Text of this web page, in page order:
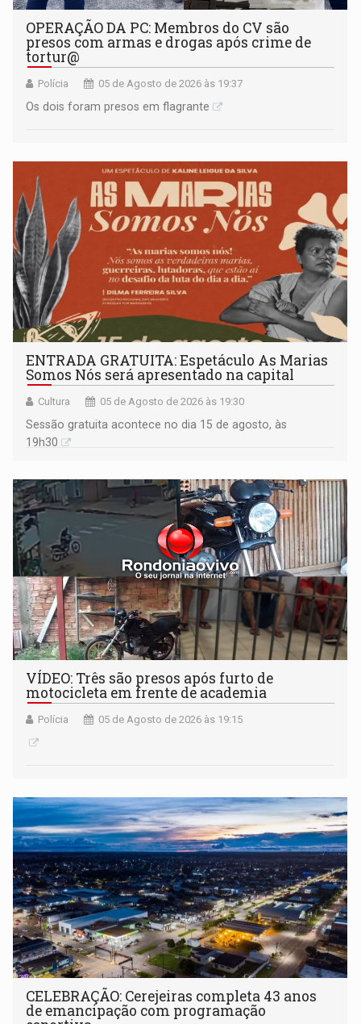
OPERAÇÃO DA PC: Membros do CV são
presos com armas e drogas após crime de
tortur@
Polícia 05 de Agosto de 2026 às 19:37
Os dois foram presos em flagrante
ENTRADA GRATUITA: Espetáculo As Marias
Somos Nós será apresentado na capital
Cultura 05 de Agosto de 2026 às 19:30
Sessão gratuita acontece no dia 15 de agosto, às
19h30
VÍDEO: Três são presos após furto de
motocicleta em frente de academia
Polícia 05 de Agosto de 2026 às 19:15
CELEBRAÇÃO: Cerejeiras completa 43 anos
de emancipação com programação